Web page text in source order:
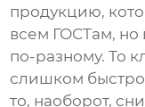
продукцию,
всем ГОСТам, но
по-разному. То
слишком
то, наоборот,